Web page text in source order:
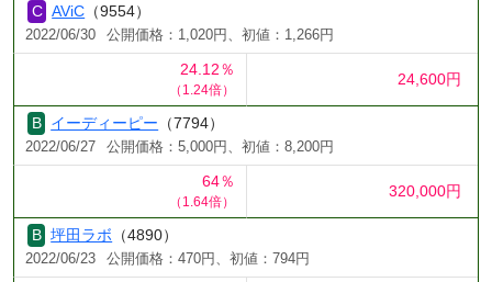
AViC （9554）
2022/06/30 公開価格：1,020円、初値：1,266円
24.12％
（1.24倍）
24,600円
イーディーピー （7794）
2022/06/27 公開価格：5,000円、初値：8,200円
64％
（1.64倍）
320,000円
坪田ラボ （4890）
2022/06/23 公開価格：470円、初値：794円